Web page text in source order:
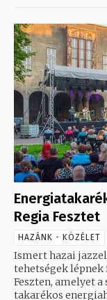
Regia Fesztet
HAZÁNK - KÖZÉLET
Ismert hazai
tehetségek lépnek
Feszten, amelyet
takarékos